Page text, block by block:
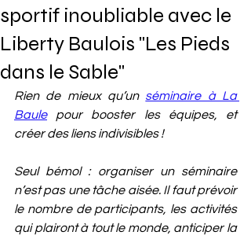
sportif inoubliable avec le
Liberty Baulois "Les Pieds
dans le Sable"
Rien de mieux qu’un séminaire à La
Baule pour booster les équipes, et
créer des liens indivisibles !
Seul bémol : organiser un séminaire
n’est pas une tâche aisée. Il faut prévoir
le nombre de participants, les activités
qui plairont à tout le monde, anticiper la